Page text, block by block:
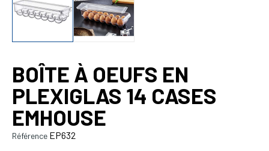
BOÎTE À OEUFS EN
PLEXIGLAS 14 CASES
EMHOUSE
Référence EP632